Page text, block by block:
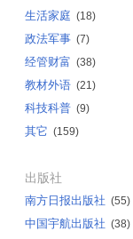
生活家庭 (18)
政法军事 (7)
经管财富 (38)
教材外语 (21)
科技科普 (9)
其它 (159)
出版社
南方日报出版社 (55)
中国宇航出版社 (38)